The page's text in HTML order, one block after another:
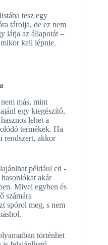
tesz egy
tárolja, de ez nem
látja az állapotát –
kell lépnie.
más, mint
egy kiegészítő,
lehet a
termékek. Ha
rendszert, akkor
például cd -
akár
Mivel egyben és
számára
spórol meg, s nem
történhet